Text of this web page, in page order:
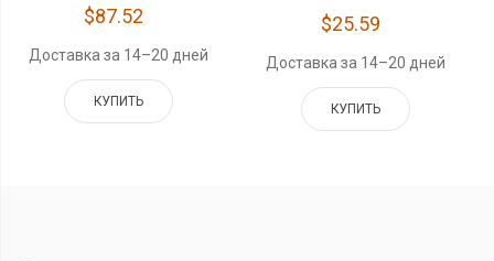
$87.52
Доставка за 14–20 дней
КУПИТЬ
$25.59
Доставка за 14–20 дней
КУПИТЬ